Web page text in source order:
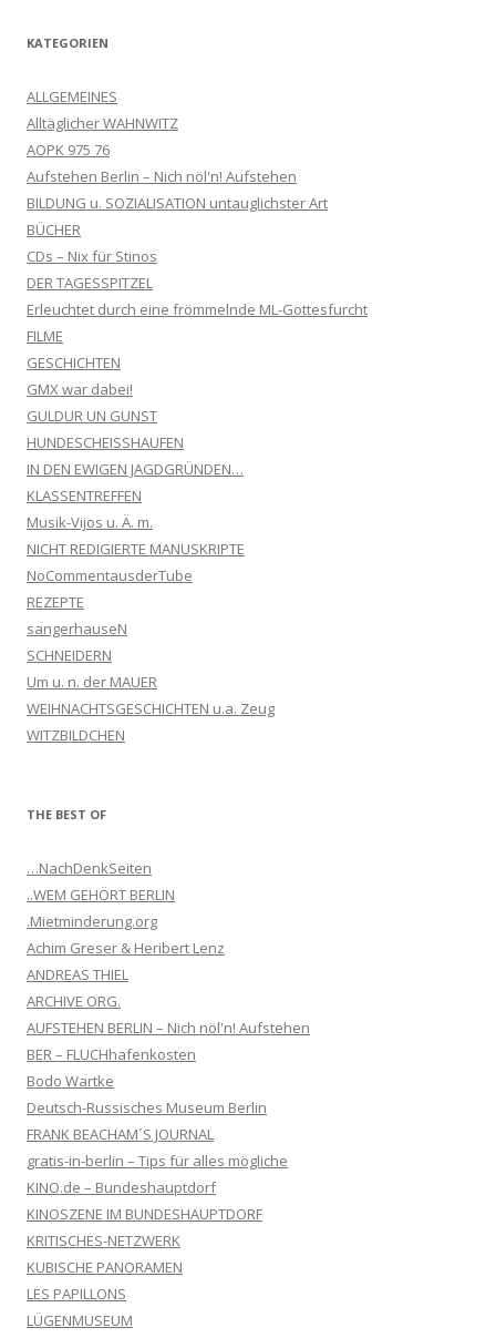
KATEGORIEN
ALLGEMEINES
Alltäglicher WAHNWITZ
AOPK 975 76
Aufstehen Berlin – Nich nöl'n! Aufstehen
BILDUNG u. SOZIALISATION untauglichster Art
BÜCHER
CDs – Nix für Stinos
DER TAGESSPITZEL
Erleuchtet durch eine frömmelnde ML-Gottesfurcht
FILME
GESCHICHTEN
GMX war dabei!
GULDUR UN GUNST
HUNDESCHEISSHAUFEN
IN DEN EWIGEN JAGDGRÜNDEN…
KLASSENTREFFEN
Musik-Vijos u. Ä. m.
NICHT REDIGIERTE MANUSKRIPTE
NoCommentausderTube
REZEPTE
sangerhauseN
SCHNEIDERN
Um u. n. der MAUER
WEIHNACHTSGESCHICHTEN u.a. Zeug
WITZBILDCHEN
THE BEST OF
…NachDenkSeiten
..WEM GEHÖRT BERLIN
.Mietminderung.org
Achim Greser & Heribert Lenz
ANDREAS THIEL
ARCHIVE ORG.
AUFSTEHEN BERLIN – Nich nöl'n! Aufstehen
BER – FLUCHhafenkosten
Bodo Wartke
Deutsch-Russisches Museum Berlin
FRANK BEACHAM´S JOURNAL
gratis-in-berlin – Tips für alles mögliche
KINO.de – Bundeshauptdorf
KINOSZENE IM BUNDESHAUPTDORF
KRITISCHES-NETZWERK
KUBISCHE PANORAMEN
LES PAPILLONS
LÜGENMUSEUM